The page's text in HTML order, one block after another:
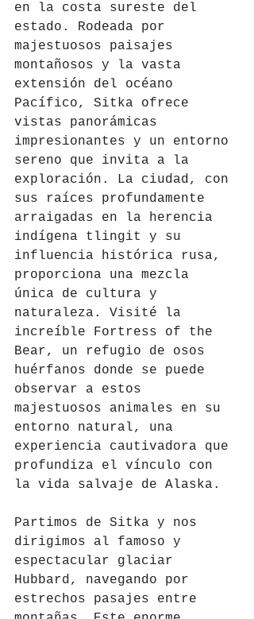
en la costa sureste del
estado. Rodeada por
majestuosos paisajes
montañosos y la vasta
extensión del océano
Pacífico, Sitka ofrece
vistas panorámicas
impresionantes y un entorno
sereno que invita a la
exploración. La ciudad, con
sus raíces profundamente
arraigadas en la herencia
indígena tlingit y su
influencia histórica rusa,
proporciona una mezcla
única de cultura y
naturaleza. Visité la
increíble Fortress of the
Bear, un refugio de osos
huérfanos donde se puede
observar a estos
majestuosos animales en su
entorno natural, una
experiencia cautivadora que
profundiza el vínculo con
la vida salvaje de Alaska.
Partimos de Sitka y nos
dirigimos al famoso y
espectacular glaciar
Hubbard, navegando por
estrechos pasajes entre